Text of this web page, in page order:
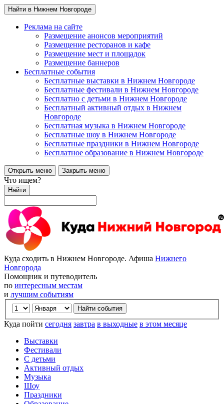
Найти в Нижнем Новгороде
Реклама на сайте
Размещение анонсов мероприятий
Размещение ресторанов и кафе
Размещение мест и площадок
Размещение баннеров
Бесплатные события
Бесплатные выставки в Нижнем Новгороде
Бесплатные фестивали в Нижнем Новгороде
Бесплатно с детьми в Нижнем Новгороде
Бесплатный активный отдых в Нижнем
Новгороде
Бесплатная музыка в Нижнем Новгороде
Бесплатные шоу в Нижнем Новгороде
Бесплатные праздники в Нижнем Новгороде
Бесплатное образование в Нижнем Новгороде
Открыть меню Закрыть меню
Что ищем?
Найти
Куда сходить в Нижнем Новгороде. Афиша Нижнего
Новгорода
Помощник и путеводитель
по интересным местам
и лучшим событиям
Куда пойти сегодня завтра в выходные в этом месяце
Выставки
Фестивали
С детьми
Активный отдых
Музыка
Шоу
Праздники